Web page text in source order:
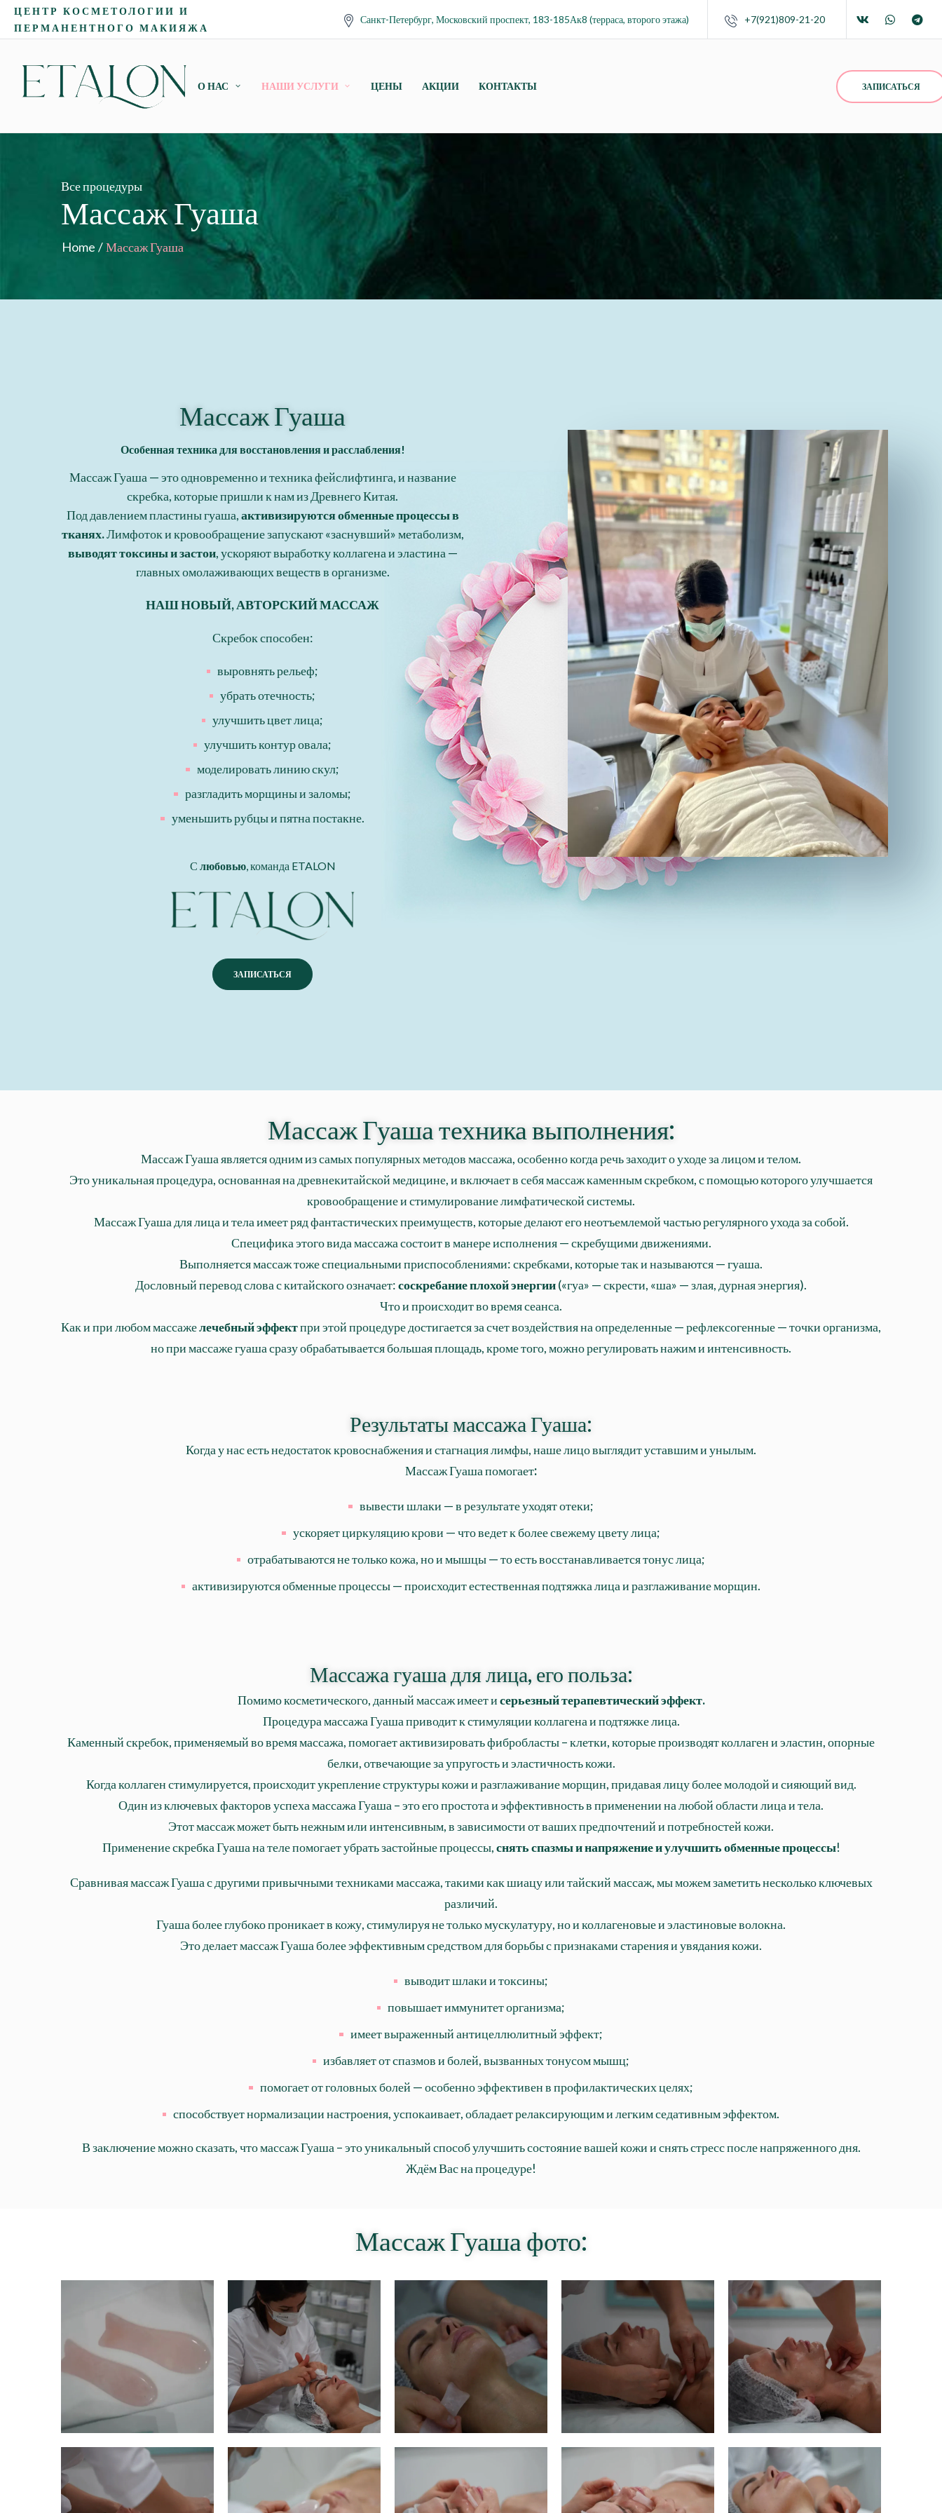
ЦЕНТР КОСМЕТОЛОГИИ И
ПЕРМАНЕНТНОГО МАКИЯЖА
Санкт-Петербург, Московский проспект, 183-185Ак8 (терраса, второго этажа) +7(921)809-21-20
О НАС НАШИ УСЛУГИ ЦЕНЫ АКЦИИ КОНТАКТЫ ЗАПИСАТЬСЯ
Все процедуры
Массаж Гуаша
Home /Массаж Гуаша
Массаж Гуаша
Особенная техника для восстановления и расслабления!
Массаж Гуаша — это одновременно и техника фейслифтинга, и название
скребка, которые пришли к нам из Древнего Китая.
Под давлением пластины гуаша,активизируются обменные процессы в
тканях.Лимфоток и кровообращение запускают «заснувший» метаболизм,
выводят токсины и застои, ускоряют выработку коллагена и эластина —
главных омолаживающих веществ в организме.
НАШ НОВЫЙ, АВТОРСКИЙ МАССАЖ
Скребок способен:
выровнять рельеф;
убрать отечность;
улучшить цвет лица;
улучшить контур овала;
моделировать линию скул;
разгладить морщины и заломы;
уменьшить рубцы и пятна постакне.
С любовью, команда ETALON
ЗАПИСАТЬСЯ
Массаж Гуаша техника выполнения:
Массаж Гуаша является одним из самых популярных методов массажа, особенно когда речь заходит о уходе за лицом и телом.
Это уникальная процедура, основанная на древнекитайской медицине, и включает в себя массаж каменным скребком, с помощью которого улучшается
кровообращение и стимулирование лимфатической системы.
Массаж Гуаша для лица и тела имеет ряд фантастических преимуществ, которые делают его неотъемлемой частью регулярного ухода за собой.
Специфика этого вида массажа состоит в манере исполнения — скребущими движениями.
Выполняется массаж тоже специальными приспособлениями: скребками, которые так и называются — гуаша.
Дословный перевод слова с китайского означает:соскребание плохой энергии(«гуа» — скрести, «ша» — злая, дурная энергия).
Что и происходит во время сеанса.
Как и при любом массажелечебный эффектпри этой процедуре достигается за счет воздействия на определенные — рефлексогенные — точки организма,
но при массаже гуаша сразу обрабатывается большая площадь, кроме того, можно регулировать нажим и интенсивность.
Результаты массажа Гуаша:
Когда у нас есть недостаток кровоснабжения и стагнация лимфы, наше лицо выглядит уставшим и унылым.
Массаж Гуаша помогает:
вывести шлаки — в результате уходят отеки;
ускоряет циркуляцию крови — что ведет к более свежему цвету лица;
отрабатываются не только кожа, но и мышцы — то есть восстанавливается тонус лица;
активизируются обменные процессы — происходит естественная подтяжка лица и разглаживание морщин.
Массажа гуаша для лица, его польза:
Помимо косметического, данный массаж имеет исерьезный терапевтический эффект.
Процедура массажа Гуаша приводит к стимуляции коллагена и подтяжке лица.
Каменный скребок, применяемый во время массажа, помогает активизировать фибробласты – клетки, которые производят коллаген и эластин, опорные
белки, отвечающие за упругость и эластичность кожи.
Когда коллаген стимулируется, происходит укрепление структуры кожи и разглаживание морщин, придавая лицу более молодой и сияющий вид.
Один из ключевых факторов успеха массажа Гуаша – это его простота и эффективность в применении на любой области лица и тела.
Этот массаж может быть нежным или интенсивным, в зависимости от ваших предпочтений и потребностей кожи.
Применение скребка Гуаша на теле помогает убрать застойные процессы,снять спазмы и напряжение и улучшить обменные процессы!
Сравнивая массаж Гуаша с другими привычными техниками массажа, такими как шиацу или тайский массаж, мы можем заметить несколько ключевых
различий.
Гуаша более глубоко проникает в кожу, стимулируя не только мускулатуру, но и коллагеновые и эластиновые волокна.
Это делает массаж Гуаша более эффективным средством для борьбы с признаками старения и увядания кожи.
выводит шлаки и токсины;
повышает иммунитет организма;
имеет выраженный антицеллюлитный эффект;
избавляет от спазмов и болей, вызванных тонусом мышц;
помогает от головных болей — особенно эффективен в профилактических целях;
способствует нормализации настроения, успокаивает, обладает релаксирующим и легким седативным эффектом.
В заключение можно сказать, что массаж Гуаша – это уникальный способ улучшить состояние вашей кожи и снять стресс после напряженного дня.
Ждём Вас на процедуре!
Массаж Гуаша фото: